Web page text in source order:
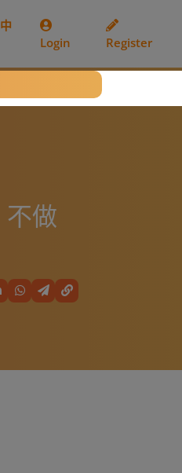
中
Login Register
不做